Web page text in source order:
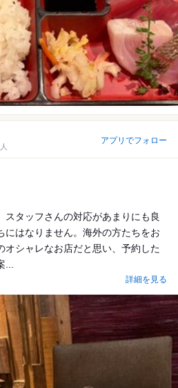
アプリでフォロー
スタッフさんの対応があまりにも良
にはなりません。海外の方たちをお
オシャレなお店だと思い、予約した
...
詳細を見る